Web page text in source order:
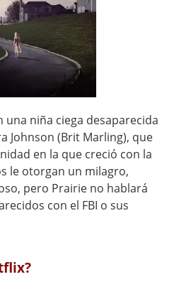
una niña ciega desaparecida
Johnson (Brit Marling), que
en la que creció con la
le otorgan un milagro,
pero Prairie no hablará
con el FBI o sus